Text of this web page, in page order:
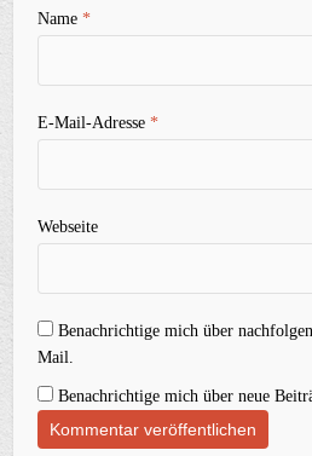
Name*
E-Mail-Adresse*
Webseite
Benachrichtige mich über
Mail.
Benachrichtige mich über neue